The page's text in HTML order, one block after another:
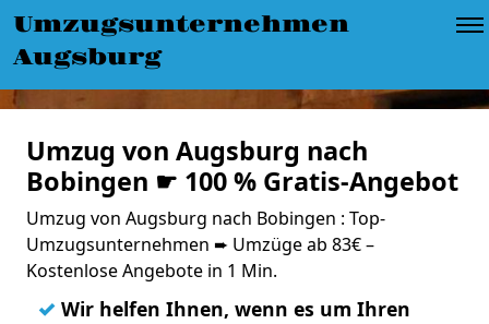
Umzugsunternehmen
Augsburg
Umzug von Augsburg nach
Bobingen ☛ 100 % Gratis-Angebot
Umzug von Augsburg nach Bobingen : Top-
Umzugsunternehmen ➨ Umzüge ab 83€ –
Kostenlose Angebote in 1 Min.
✓ Wir helfen Ihnen, wenn es um Ihren